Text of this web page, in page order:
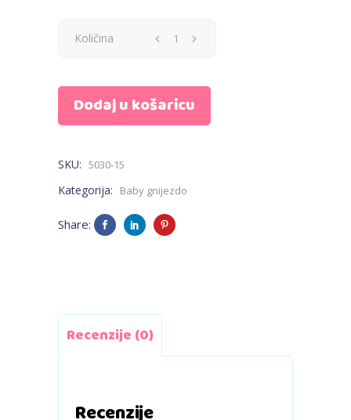
Baby
MAXI
životinjice
quantity
Količina
Dodaj u košaricu
SKU: 5030-15
Kategorija: Baby gnijezdo
Share:
Recenzije (0)
Recenzije